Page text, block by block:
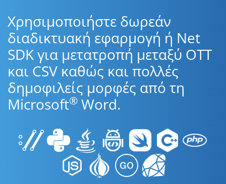
Χρησιμοποιήστε δωρεάν
διαδικτυακή εφαρμογή ή Net
SDK για μετατροπή μεταξύ OTT
και CSV καθώς και πολλές
δημοφιλείς μορφές από τη
Microsoft® Word.